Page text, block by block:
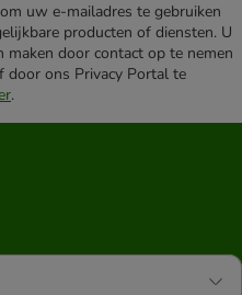
uw e-mailadres te gebruiken
producten of diensten. U
door contact op te nemen
door ons Privacy Portal te
.